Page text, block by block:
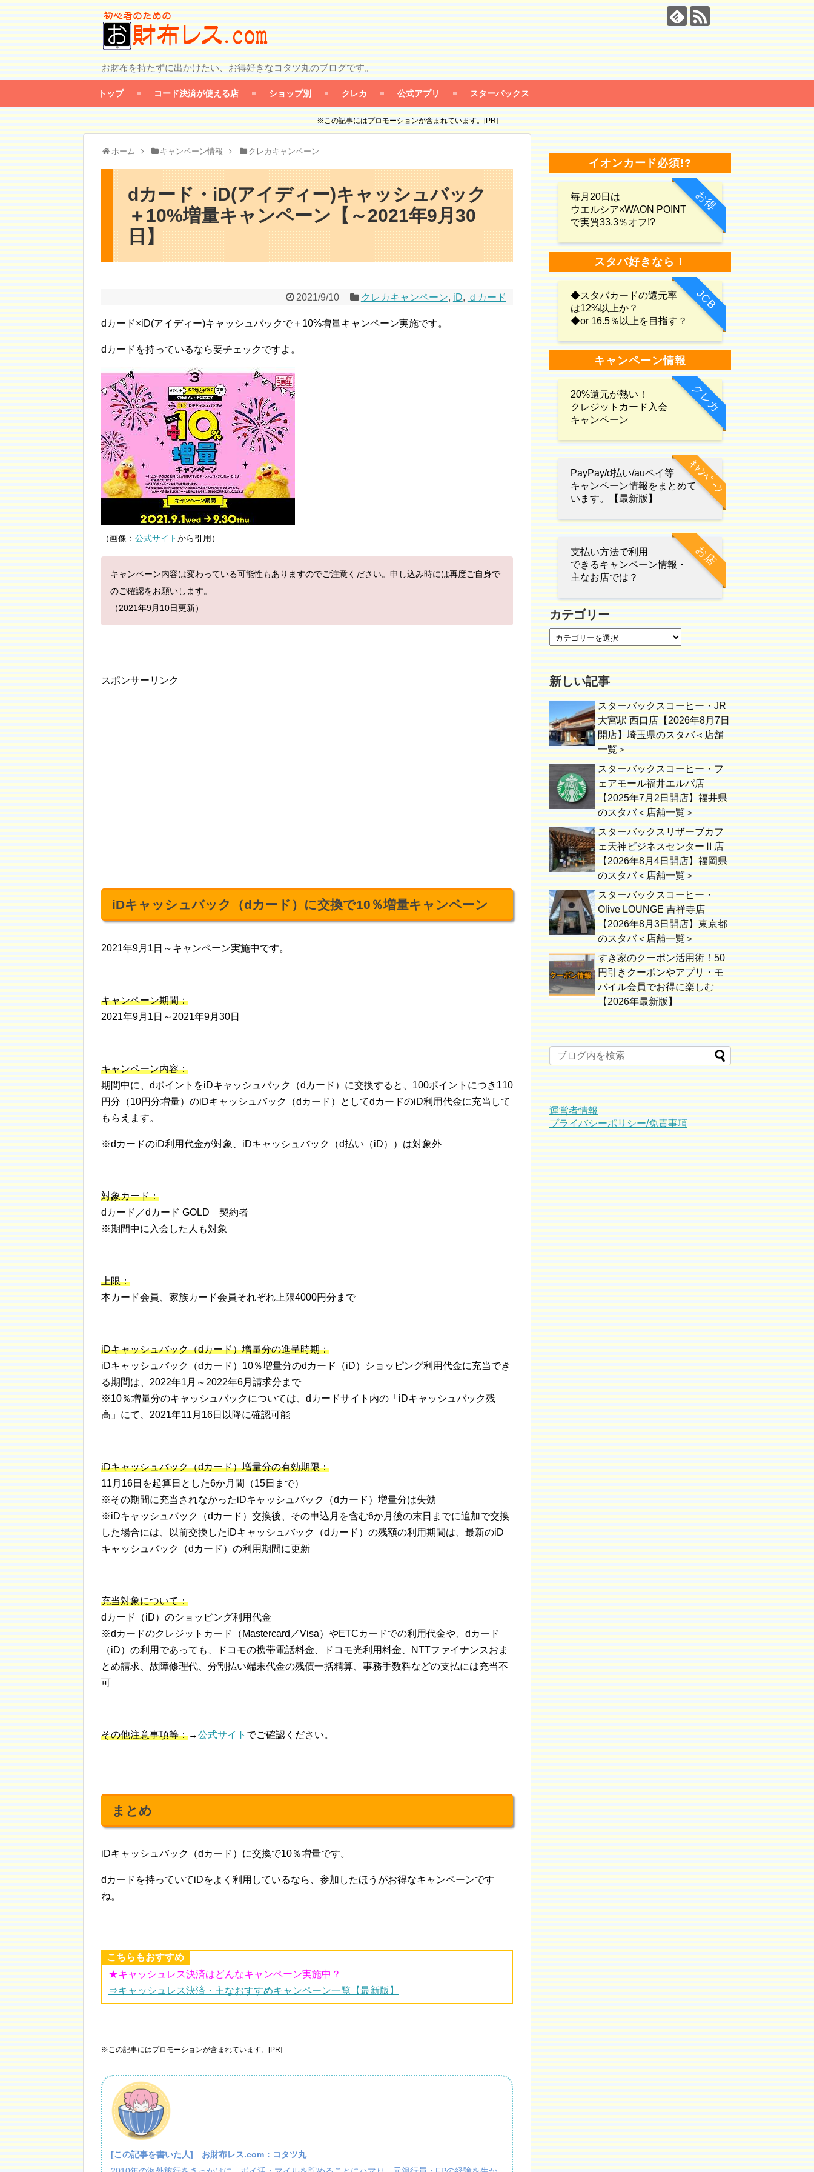
お財布を持たずに出かけたい、お得好きなコタツ丸のブログです。
トップ コード決済が使える店 ショップ別 クレカ 公式アプリ スターバックス
※この記事にはプロモーションが含まれています。[PR]
ホーム キャンペーン情報 クレカキャンペーン
dカード・iD(アイディー)キャッシュバック
＋10%増量キャンペーン【～2021年9月30
日】
2021/9/10 クレカキャンペーン, iD, ｄカード
dカード×iD(アイディー)キャッシュバックで＋10%増量キャンペーン実施です。
dカードを持っているなら要チェックですよ。
（画像： 公式サイトから引用）
キャンペーン内容は変わっている可能性もありますのでご注意ください。申し込み時には再度ご自身で
のご確認をお願いします。
（2021年9月10日更新）
スポンサーリンク
iDキャッシュバック（dカード）に交換で10％増量キャンペーン
2021年9月1日～キャンペーン実施中です。
キャンペーン期間：
2021年9月1日～2021年9月30日
キャンペーン内容：
期間中に、dポイントをiDキャッシュバック（dカード）に交換すると、100ポイントにつき110
円分（10円分増量）のiDキャッシュバック（dカード）としてdカードのiD利用代金に充当して
もらえます。
※dカードのiD利用代金が対象、iDキャッシュバック（d払い（iD））は対象外
対象カード：
dカード／dカード GOLD 契約者
※期間中に入会した人も対象
上限：
本カード会員、家族カード会員それぞれ上限4000円分まで
iDキャッシュバック（dカード）増量分の進呈時期：
iDキャッシュバック（dカード）10％増量分のdカード（iD）ショッピング利用代金に充当でき
る期間は、2022年1月～2022年6月請求分まで
※10％増量分のキャッシュバックについては、dカードサイト内の「iDキャッシュバック残
高」にて、2021年11月16日以降に確認可能
iDキャッシュバック（dカード）増量分の有効期限：
11月16日を起算日とした6か月間（15日まで）
※その期間に充当されなかったiDキャッシュバック（dカード）増量分は失効
※iDキャッシュバック（dカード）交換後、その申込月を含む6か月後の末日までに追加で交換
した場合には、以前交換したiDキャッシュバック（dカード）の残額の利用期間は、最新のiD
キャッシュバック（dカード）の利用期間に更新
充当対象について：
dカード（iD）のショッピング利用代金
※dカードのクレジットカード（Mastercard／Visa）やETCカードでの利用代金や、dカード
（iD）の利用であっても、ドコモの携帯電話料金、ドコモ光利用料金、NTTファイナンスおま
とめ請求、故障修理代、分割払い端末代金の残債一括精算、事務手数料などの支払には充当不
可
その他注意事項等：→公式サイト でご確認ください。
まとめ
iDキャッシュバック（dカード）に交換で10％増量です。
dカードを持っていてiDをよく利用しているなら、参加したほうがお得なキャンペーンです
ね。
こちらもおすすめ
★キャッシュレス決済はどんなキャンペーン実施中？
⇒キャッシュレス決済・主なおすすめキャンペーン一覧【最新版】
※この記事にはプロモーションが含まれています。[PR]
[この記事を書いた人] お財布レス.com：コタツ丸
イオンカード必須!?
お得
毎月20日は
ウエルシア×WAON POINT
で実質33.3％オフ!?
スタバ好きなら！
JCB
◆スタバカードの還元率
は12%以上か？
◆or 16.5％以上を目指す？
キャンペーン情報
クレカ
20%還元が熱い！
クレジットカード入会
キャンペーン
ｷｬﾝﾍﾟｰﾝ
PayPay/d払い/auペイ等
キャンペーン情報をまとめて
います。【最新版】
お店
支払い方法で利用
できるキャンペーン情報・
主なお店では？
カテゴリー
新しい記事
スターバックスコーヒー・JR
大宮駅 西口店【2026年8月7日
開店】埼玉県のスタバ＜店舗
一覧＞
スターバックスコーヒー・フ
ェアモール福井エルパ店
【2025年7月2日開店】福井県
のスタバ＜店舗一覧＞
スターバックスリザーブカフ
ェ天神ビジネスセンターⅡ店
【2026年8月4日開店】福岡県
のスタバ＜店舗一覧＞
スターバックスコーヒー・
Olive LOUNGE 吉祥寺店
【2026年8月3日開店】東京都
のスタバ＜店舗一覧＞
すき家のクーポン活用術！50
円引きクーポンやアプリ・モ
バイル会員でお得に楽しむ
【2026年最新版】
運営者情報
プライバシーポリシー/免責事項